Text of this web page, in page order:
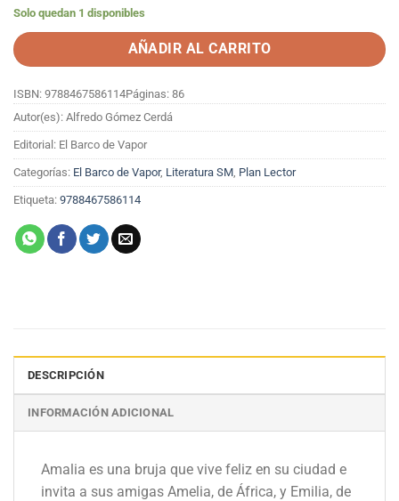
Solo quedan 1 disponibles
AÑADIR AL CARRITO
ISBN: 9788467586114Páginas: 86
Autor(es): Alfredo Gómez Cerdá
Editorial: El Barco de Vapor
Categorías: El Barco de Vapor, Literatura SM Plan Lector
Etiqueta: 9788467586114
DESCRIPCIÓN
INFORMACIÓN ADICIONAL
Amalia es una bruja que vive feliz en su ciudad e
invita a sus amigas Amelia, de África, y Emilia, de